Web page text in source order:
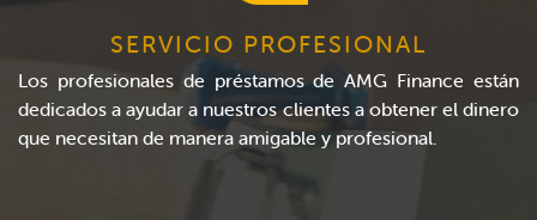
SERVICIO PROFESIONAL
Los profesionales de préstamos de AMG Finance están
dedicados a ayudar a nuestros clientes a obtener el dinero
que necesitan de manera amigable y profesional.